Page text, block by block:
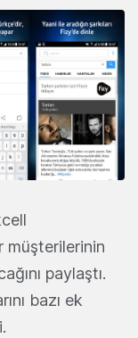
müşterilerinin
paylaştı.
bazı ek